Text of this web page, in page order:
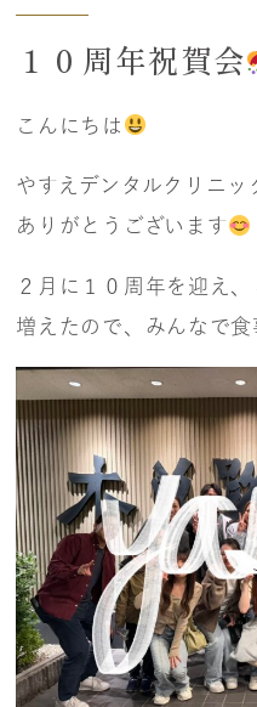
１０周年祝賀会
こんにちは
やすえデンタルクリニッ
ありがとうございます
２月に１０周年を迎え
増えたので、みんなで食